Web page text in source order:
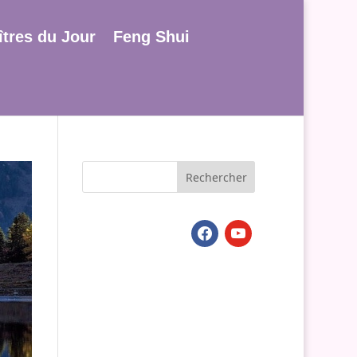
du Jour Feng Shui
facebook
youtube